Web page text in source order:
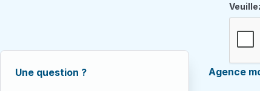
Une question ? Agence